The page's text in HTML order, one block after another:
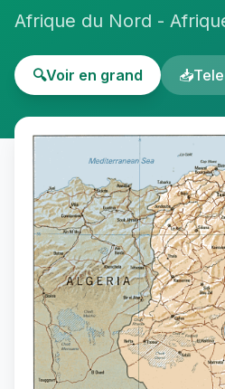
Afrique du Nord -
🔍Voir en grand 📥